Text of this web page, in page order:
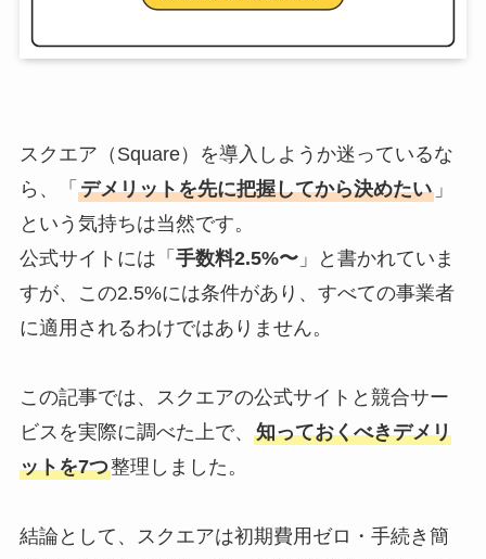
スクエア（Square）を導入しようか迷っているな
ら、「 デメリットを先に把握してから決めたい」
という気持ちは当然です。
公式サイトには「 手数料2.5%〜」と書かれていま
すが、この2.5%には条件があり、すべての事業者
に適用されるわけではありません。
この記事では、スクエアの公式サイトと競合サー
ビスを実際に調べた上で、 知っておくべきデメリ
ットを7つ整理しました。
結論として、スクエアは初期費用ゼロ・手続き簡